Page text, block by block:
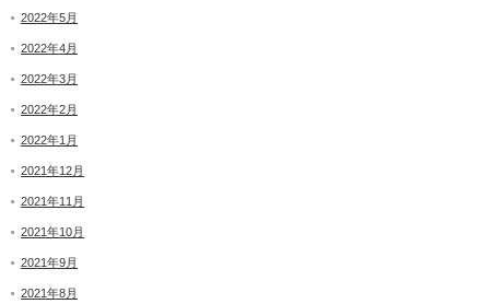
2022年5月
2022年4月
2022年3月
2022年2月
2022年1月
2021年12月
2021年11月
2021年10月
2021年9月
2021年8月